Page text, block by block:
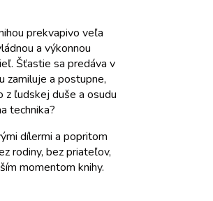
prekvapivo veľa
a výkonnou
Šťastie sa predáva v
zamiluje a postupne,
z ľudskej duše a osudu
technika?
dílermi a popritom
rodiny, bez priateľov,
momentom knihy.